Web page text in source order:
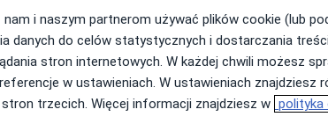
Poproś o wizytę
i naszym partnerom używać plików cookie (lub
danych do celów statystycznych i dostarczania
stron internetowych. W każdej chwili możesz
w ustawieniach. W ustawieniach znajdziesz
trzecich. Więcej informacji znajdziesz w polityka